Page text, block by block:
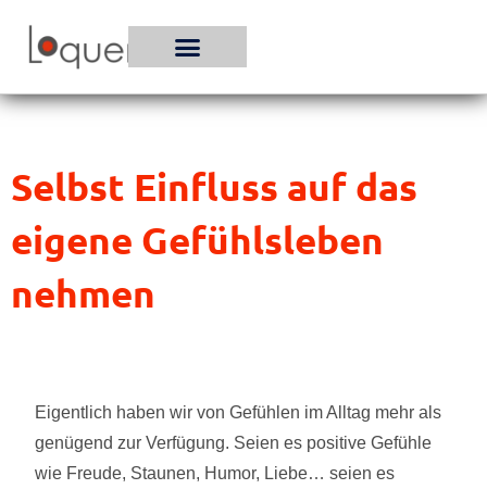
Inhalt
Selbst Einfluss auf das
eigene Gefühlsleben
nehmen
Eigentlich haben wir von Gefühlen im Alltag mehr als
genügend zur Verfügung. Seien es positive Gefühle
wie Freude, Staunen, Humor, Liebe… seien es